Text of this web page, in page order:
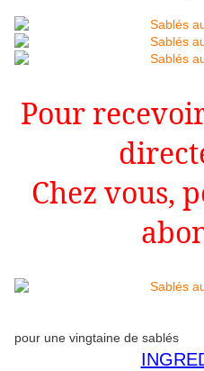
Pour
Chez vous,
pour une vingtaine de sablés